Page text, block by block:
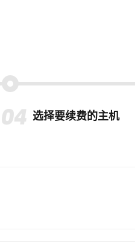
选择要续费的主机